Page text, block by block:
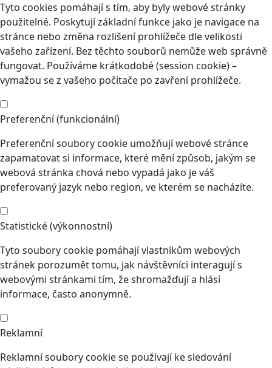
Tyto cookies pomáhají s tím, aby byly webové stránky
použitelné. Poskytují základní funkce jako je navigace na
stránce nebo změna rozlišení prohlížeče dle velikosti
vašeho zařízení. Bez těchto souborů nemůže web správně
fungovat. Používáme krátkodobé (session cookie) –
vymažou se z vašeho počítače po zavření prohlížeče.
Preferenční (funkcionální)
Preferenční soubory cookie umožňují webové stránce
zapamatovat si informace, které mění způsob, jakým se
webová stránka chová nebo vypadá jako je váš
preferovaný jazyk nebo region, ve kterém se nacházíte.
Statistické (výkonnostní)
Tyto soubory cookie pomáhají vlastníkům webových
stránek porozumět tomu, jak návštěvníci interagují s
webovými stránkami tím, že shromažďují a hlásí
informace, často anonymně.
Reklamní
Reklamní soubory cookie se používají ke sledování